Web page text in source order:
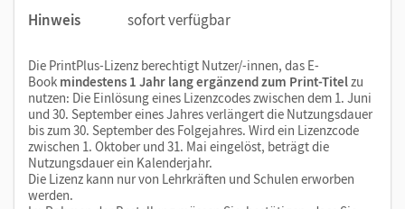
Hinweis
sofort verfügbar
Die PrintPlus-Lizenz berechtigt Nutzer/-innen, das E-
Book mindestens 1 Jahr lang ergänzend zum Print-Titelzu
nutzen: Die Einlösung eines Lizenzcodes zwischen dem 1. Juni
und 30. September eines Jahres verlängert die Nutzungsdauer
bis zum 30. September des Folgejahres. Wird ein Lizenzcode
zwischen 1. Oktober und 31. Mai eingelöst, beträgt die
Nutzungsdauer ein Kalenderjahr.
Die Lizenz kann nur von Lehrkräften und Schulen erworben
werden.